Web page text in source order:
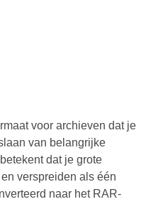
voor archieven dat je
van belangrijke
dat je grote
verspreiden als één
naar het RAR-